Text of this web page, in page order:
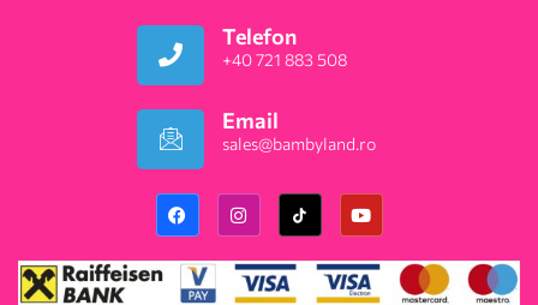
Telefon
+40 721 883 508
Email
sales@bambyland.ro​